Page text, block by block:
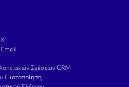
Σχέσεων CRM
Πιστοποίηση